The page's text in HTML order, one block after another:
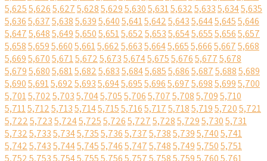
5,6255,6265,6275,6285,6295,6305,6315,6325,6335,6345,635
5,6365,6375,6385,6395,6405,6415,6425,6435,6445,6455,646
5,6475,6485,6495,6505,6515,6525,6535,6545,6555,6565,657
5,6585,6595,6605,6615,6625,6635,6645,6655,6665,6675,668
5,6695,6705,6715,6725,6735,6745,6755,6765,6775,678
5,6795,6805,6815,6825,6835,6845,6855,6865,6875,6885,689
5,6905,6915,6925,6935,6945,6955,6965,6975,6985,6995,700
5,7015,7025,7035,7045,7055,7065,7075,7085,7095,710
5,7115,7125,7135,7145,7155,7165,7175,7185,7195,7205,721
5,7225,7235,7245,7255,7265,7275,7285,7295,7305,731
5,7325,7335,7345,7355,7365,7375,7385,7395,7405,741
5,7425,7435,7445,7455,7465,7475,7485,7495,7505,751